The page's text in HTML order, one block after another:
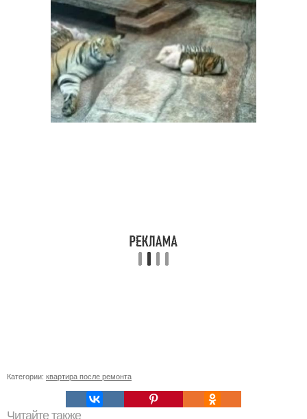
Категории: квартира после ремонта
Читайте также